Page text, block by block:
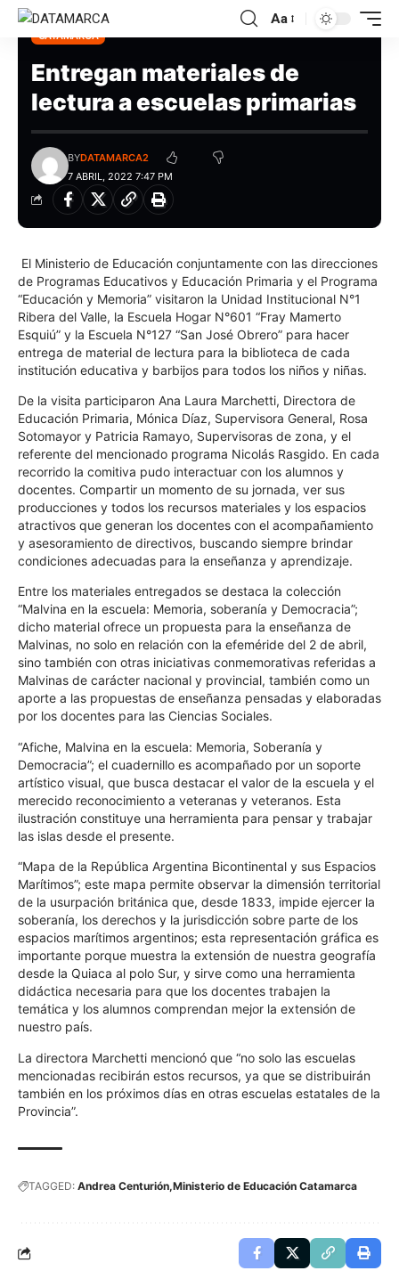
Aa
CATAMARCA
Entregan materiales de
lectura a escuelas primarias
7 ABRIL, 2022 7:47 PM
BYDATAMARCA2
El Ministerio de Educación conjuntamente con las direcciones
de Programas Educativos y Educación Primaria y el Programa
“Educación y Memoria” visitaron la Unidad Institucional N°1
Ribera del Valle, la Escuela Hogar N°601 “Fray Mamerto
Esquiú” y la Escuela N°127 “San José Obrero” para hacer
entrega de material de lectura para la biblioteca de cada
institución educativa y barbijos para todos los niños y niñas.
De la visita participaron Ana Laura Marchetti, Directora de
Educación Primaria, Mónica Díaz, Supervisora General, Rosa
Sotomayor y Patricia Ramayo, Supervisoras de zona, y el
referente del mencionado programa Nicolás Rasgido. En cada
recorrido la comitiva pudo interactuar con los alumnos y
docentes. Compartir un momento de su jornada, ver sus
producciones y todos los recursos materiales y los espacios
atractivos que generan los docentes con el acompañamiento
y asesoramiento de directivos, buscando siempre brindar
condiciones adecuadas para la enseñanza y aprendizaje.
Entre los materiales entregados se destaca la colección
“Malvina en la escuela: Memoria, soberanía y Democracia”;
dicho material ofrece un propuesta para la enseñanza de
Malvinas, no solo en relación con la efeméride del 2 de abril,
sino también con otras iniciativas conmemorativas referidas a
Malvinas de carácter nacional y provincial, también como un
aporte a las propuestas de enseñanza pensadas y elaboradas
por los docentes para las Ciencias Sociales.
“Afiche, Malvina en la escuela: Memoria, Soberanía y
Democracia”; el cuadernillo es acompañado por un soporte
artístico visual, que busca destacar el valor de la escuela y el
merecido reconocimiento a veteranas y veteranos. Esta
ilustración constituye una herramienta para pensar y trabajar
las islas desde el presente.
“Mapa de la República Argentina Bicontinental y sus Espacios
Marítimos”; este mapa permite observar la dimensión territorial
de la usurpación británica que, desde 1833, impide ejercer la
soberanía, los derechos y la jurisdicción sobre parte de los
espacios marítimos argentinos; esta representación gráfica es
importante porque muestra la extensión de nuestra geografía
desde la Quiaca al polo Sur, y sirve como una herramienta
didáctica necesaria para que los docentes trabajen la
temática y los alumnos comprendan mejor la extensión de
nuestro país.
La directora Marchetti mencionó que “no solo las escuelas
mencionadas recibirán estos recursos, ya que se distribuirán
también en los próximos días en otras escuelas estatales de la
Provincia”.
TAGGED: Andrea Centurión Ministerio de Educación Catamarca